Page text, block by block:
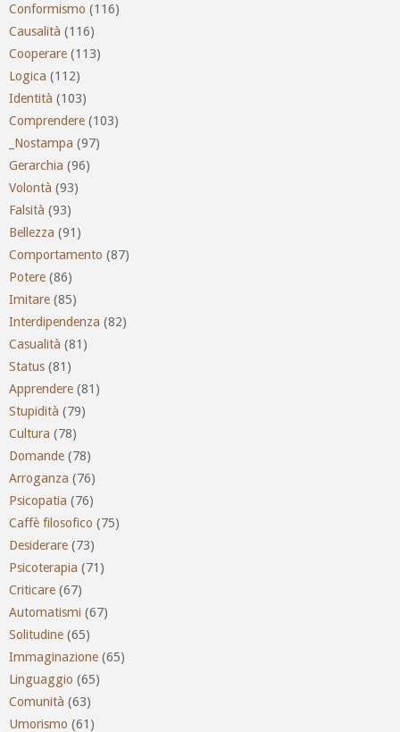
Conformismo (116)
Causalità (116)
Cooperare (113)
Logica (112)
Identità (103)
Comprendere (103)
_Nostampa (97)
Gerarchia (96)
Volontà (93)
Falsità (93)
Bellezza (91)
Comportamento (87)
Potere (86)
Imitare (85)
Interdipendenza (82)
Casualità (81)
Status (81)
Apprendere (81)
Stupidità (79)
Cultura (78)
Domande (78)
Arroganza (76)
Psicopatia (76)
Caffè filosofico (75)
Desiderare (73)
Psicoterapia (71)
Criticare (67)
Automatismi (67)
Solitudine (65)
Immaginazione (65)
Linguaggio (65)
Comunità (63)
Umorismo (61)